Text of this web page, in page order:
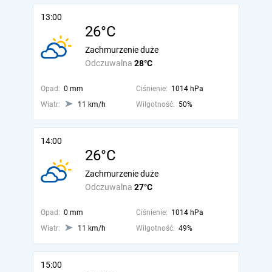
13:00
26°C
Odczuwalna 28°C
Zachmurzenie duże
Opad: 0 mm Ciśnienie: 1014 hPa
Wiatr:
11 km/h Wilgotność: 50%
14:00
26°C
Odczuwalna 27°C
Zachmurzenie duże
Opad: 0 mm Ciśnienie: 1014 hPa
Wiatr:
11 km/h Wilgotność: 49%
15:00